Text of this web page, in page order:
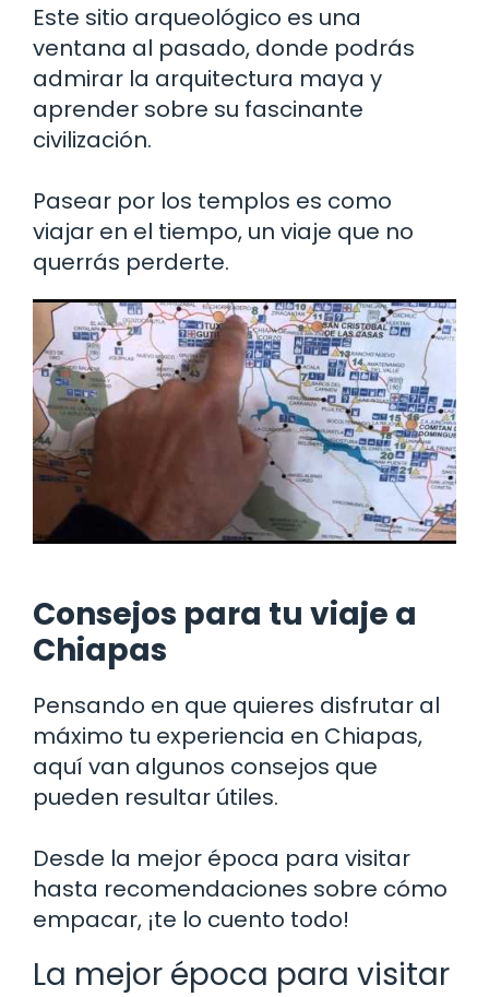
Este sitio arqueológico es una
ventana al pasado, donde podrás
admirar la arquitectura maya y
aprender sobre su fascinante
civilización.
Pasear por los templos es como
viajar en el tiempo, un viaje que no
querrás perderte.
Consejos para tu viaje a
Chiapas
Pensando en que quieres disfrutar al
máximo tu experiencia en Chiapas,
aquí van algunos consejos que
pueden resultar útiles.
Desde la mejor época para visitar
hasta recomendaciones sobre cómo
empacar, ¡te lo cuento todo!
La mejor época para visitar